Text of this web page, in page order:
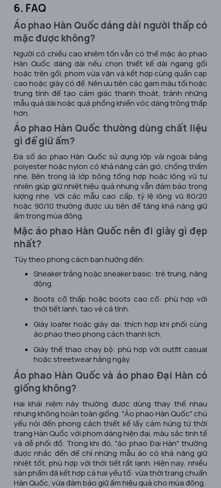
6. FAQ
Áo phao Hàn Quốc dáng dài người thấp có
mặc được không?
Người có chiều cao khiêm tốn vẫn có thể mặc áo phao
Hàn Quốc dáng dài nếu chọn thiết kế dài ngang gối
hoặc trên gối, phom vừa vặn và kết hợp cùng quần cạp
cao hoặc giày có đế. Nên ưu tiên các gam màu tối hoặc
trung tính để tạo cảm giác thanh thoát, tránh những
mẫu quá dài hoặc quá phồng khiến vóc dáng trông thấp
hơn.
Áo phao Hàn Quốc thường dùng chất liệu
gì để giữ ấm?
Đa số áo phao Hàn Quốc sử dụng lớp vải ngoài bằng
polyester hoặc nylon có khả năng cản gió, chống thấm
nhẹ. Bên trong là lớp bông tổng hợp hoặc lông vũ tự
nhiên giúp giữ nhiệt hiệu quả nhưng vẫn đảm bảo trọng
lượng nhẹ. Với các mẫu cao cấp, tỷ lệ lông vũ 80/20
hoặc 90/10 thường được ưu tiên để tăng khả năng giữ
ấm trong mùa đông.
Mặc áo phao Hàn Quốc nên đi giày gì đẹp
nhất?
Tùy theo phong cách bạn hướng đến:
Sneaker trắng hoặc sneaker basic: trẻ trung, năng
động.
Boots cổ thấp hoặc boots cao cổ: phù hợp với
thời tiết lạnh, tạo vẻ cá tính.
Giày loafer hoặc giày da: thích hợp khi phối cùng
áo phao theo phong cách thanh lịch.
Giày thể thao chạy bộ: phù hợp với outfit casual
hoặc streetwear hằng ngày.
Áo phao Hàn Quốc và áo phao Đại Hàn có
giống không?
Hai khái niệm này thường được dùng thay thế nhau
nhưng không hoàn toàn giống. "Áo phao Hàn Quốc" chủ
yếu nói đến phong cách thiết kế lấy cảm hứng từ thời
trang Hàn Quốc với phom dáng hiện đại, màu sắc tinh tế
và dễ phối đồ. Trong khi đó, "áo phao Đại Hàn" thường
được nhắc đến để chỉ những mẫu áo có khả năng giữ
nhiệt tốt, phù hợp với thời tiết rất lạnh. Hiện nay, nhiều
sản phẩm đã kết hợp cả hai yếu tố: vừa thời trang chuẩn
Hàn Quốc, vừa đảm bảo giữ ấm hiệu quả cho mùa đông.